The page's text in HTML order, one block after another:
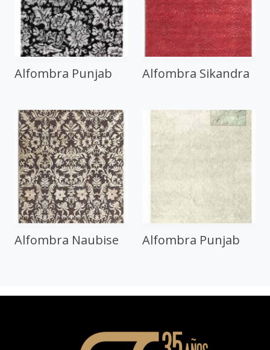
Alfombra Punjab Alfombra Sikandra
Alfombra Naubise Alfombra Punjab